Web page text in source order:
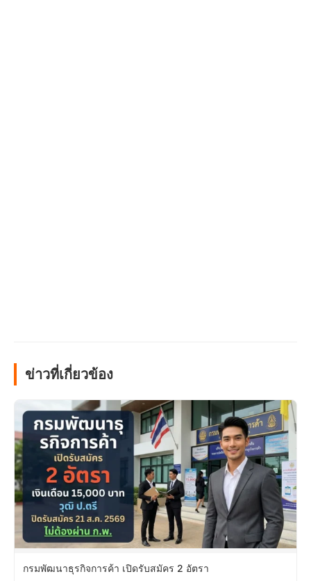
ข่าวที่เกี่ยวข้อง
กรมพัฒนาธุรกิจการค้า เปิดรับสมัคร 2 อัตรา